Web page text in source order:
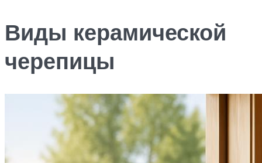
Виды керамической
черепицы